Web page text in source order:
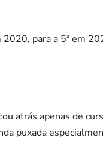
2020, para a 5ª em
atrás apenas de
puxada